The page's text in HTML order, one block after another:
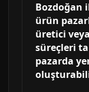
Bozdoğan
ürün
üretici
süreçleri
pazarda